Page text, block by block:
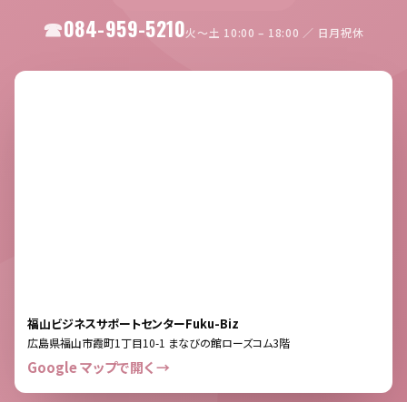
084-959-5210火〜土 10:00 – 18:00 ／ 日月祝休
福山ビジネスサポートセンターFuku-Biz
広島県福山市霞町1丁目10-1 まなびの館ローズコム3階
Google マップで開く →